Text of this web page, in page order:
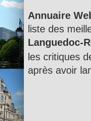
Annuaire
liste des
Languedoc-
les critiques
après avoir